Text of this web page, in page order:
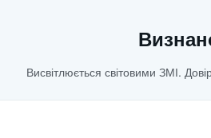
Висвітлюється світовими ЗМІ.